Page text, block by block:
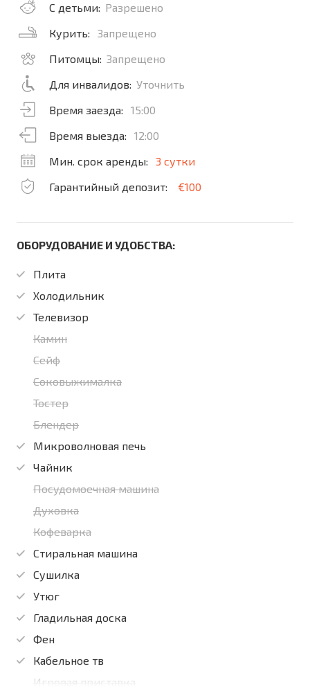
С детьми: Разрешено
Курить:
Запрещено
Питомцы: Запрещено
Для инвалидов: Уточнить
Время заезда:
15:00
Время выезда:
12:00
Мин. срок аренды:
3 сутки
Гарантийный депозит:
€100
ОБОРУДОВАНИЕ И УДОБСТВА:
Плита
Холодильник
Телевизор
Камин
Сейф
Соковыжималка
Тостер
Блендер
Микроволновая печь
Чайник
Посудомоечная машина
Духовка
Кофеварка
Стиральная машина
Сушилка
Утюг
Гладильная доска
Фен
Кабельное тв
Игровая приставка